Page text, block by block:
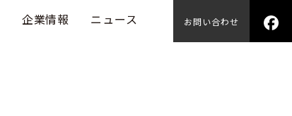
企業情報 ニュース お問い合わせ